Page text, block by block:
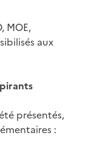
MOE,
aux
présentés,
: